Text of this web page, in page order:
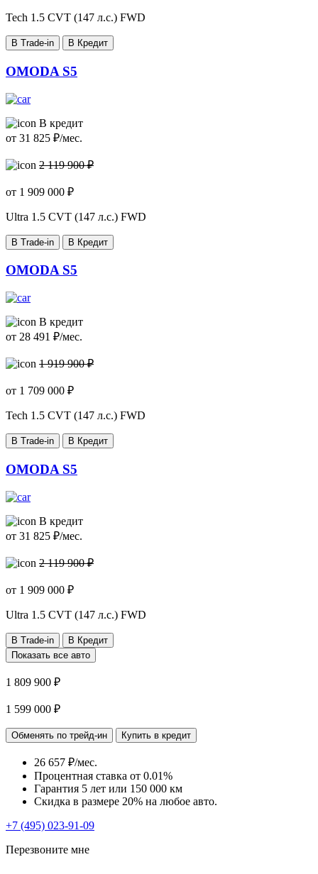
Tech 1.5 CVT (147 л.с.) FWD
В Trade-in В Кредит
OMODA S5
В кредит
от 31 825 ₽/мес.
2 119 900 ₽
от 1 909 000 ₽
Ultra 1.5 CVT (147 л.с.) FWD
В Trade-in В Кредит
OMODA S5
В кредит
от 28 491 ₽/мес.
1 919 900 ₽
от 1 709 000 ₽
Tech 1.5 CVT (147 л.с.) FWD
В Trade-in В Кредит
OMODA S5
В кредит
от 31 825 ₽/мес.
2 119 900 ₽
от 1 909 000 ₽
Ultra 1.5 CVT (147 л.с.) FWD
В Trade-in
В Кредит
Показать все авто
1 809 900 ₽
1 599 000 ₽
Обменять по трейд-ин Купить в кредит
26 657 ₽/мес.
Процентная ставка от 0.01%
Гарантия 5 лет или 150 000 км
Скидка в размере 20% на любое авто.
+7 (495) 023-91-09
Перезвоните мне